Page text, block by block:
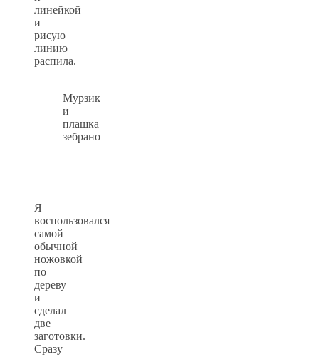
линейкой
и
рисую
линию
распила.
Мурзик
и
плашка
зебрано
Я
воспользовался
самой
обычной
ножовкой
по
дереву
и
сделал
две
заготовки.
Сразу